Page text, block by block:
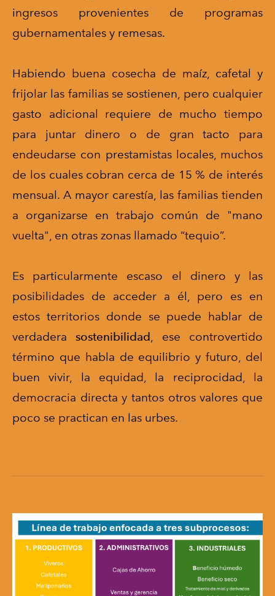
ingresos provenientes de programas
gubernamentales y remesas.
Habiendo buena cosecha de maíz, cafetal y
frijolar las familias se sostienen, pero cualquier
gasto adicional requiere de mucho tiempo
para juntar dinero o de gran tacto para
endeudarse con prestamistas locales, muchos
de los cuales cobran cerca de 15 % de interés
mensual. A mayor carestía, las familias tienden
a organizarse en trabajo común de "mano
vuelta", en otras zonas llamado “tequio”.
Es particularmente escaso el dinero y las
posibilidades de acceder a él, pero es en
estos territorios donde se puede hablar de
verdaderasostenibilidad, ese controvertido
término que habla de equilibrio y futuro, del
buen vivir, la equidad, la reciprocidad, la
democracia directay tantos otros valores que
poco se practican en las urbes.